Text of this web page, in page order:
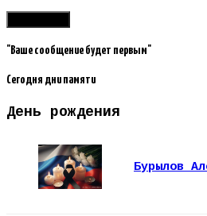
"Ваше сообщение будет первым"
Сегодня дни памяти
День рождения
Бурылов